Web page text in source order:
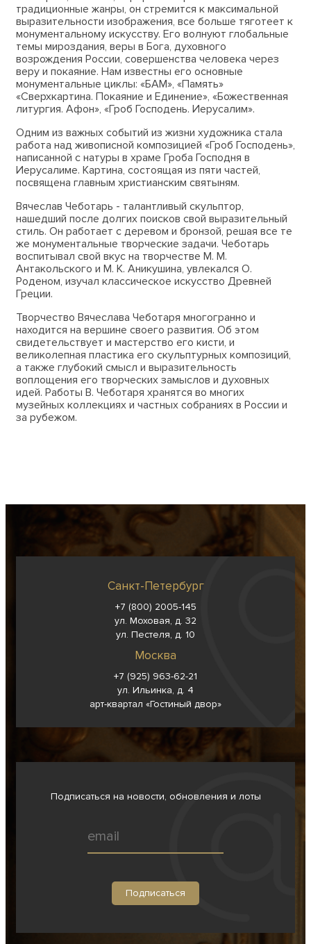
традиционные жанры, он стремится к максимальной
выразительности изображения, все больше тяготеет к
монументальному искусству. Его волнуют глобальные
темы мироздания, веры в Бога, духовного
возрождения России, совершенства человека через
веру и покаяние. Нам известны его основные
монументальные циклы: «БАМ», «Память»
«Сверхкартина. Покаяние и Единение», «Божественная
литургия. Афон», «Гроб Господень. Иерусалим».
Одним из важных событий из жизни художника стала
работа над живописной композицией «Гроб Господень»,
написанной с натуры в храме Гроба Господня в
Иерусалиме. Картина, состоящая из пяти частей,
посвящена главным христианским святыням.
Вячеслав Чеботарь - талантливый скульптор,
нашедший после долгих поисков свой выразительный
стиль. Он работает с деревом и бронзой, решая все те
же монументальные творческие задачи. Чеботарь
воспитывал свой вкус на творчестве М. М.
Антакольского и М. К. Аникушина, увлекался О.
Роденом, изучал классическое искусство Древней
Греции.
Творчество Вячеслава Чеботаря многогранно и
находится на вершине своего развития. Об этом
свидетельствует и мастерство его кисти, и
великолепная пластика его скульптурных композиций,
а также глубокий смысл и выразительность
воплощения его творческих замыслов и духовных
идей. Работы В. Чеботаря хранятся во многих
музейных коллекциях и частных собраниях в России и
за рубежом.
Санкт-Петербург
+7 (800) 2005-145
ул. Моховая, д. 32
ул. Пестеля, д. 10
Москва
+7 (925) 963-62-21
ул. Ильинка, д. 4
арт-квартал «Гостиный двор»
Подписаться на новости, обновления и лоты